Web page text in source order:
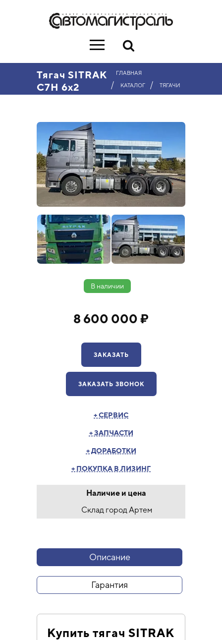
Тягач SITRAK
C7H 6х2
ГЛАВНАЯ
/ КАТАЛОГ / ТЯГАЧИ
В наличии
8 600 000 ₽
ЗАКАЗАТЬ
ЗАКАЗАТЬ ЗВОНОК
+ СЕРВИС
+ ЗАПЧАСТИ
+ ДОРАБОТКИ
+ ПОКУПКА В ЛИЗИНГ
Наличие и цена
Склад город Артем
Описание
Гарантия
Купить тягач SITRAK